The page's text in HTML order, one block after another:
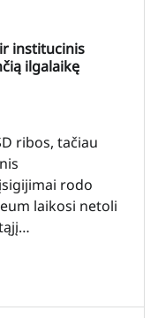
institucinis
ilgalaikę
ribos, tačiau
rodo
laikosi netoli